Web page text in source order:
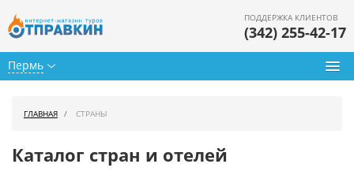
Пермь
ПОДДЕРЖКА КЛИЕНТОВ
(342) 255-42-17
ГЛАВНАЯ СТРАНЫ
Каталог стран и отелей